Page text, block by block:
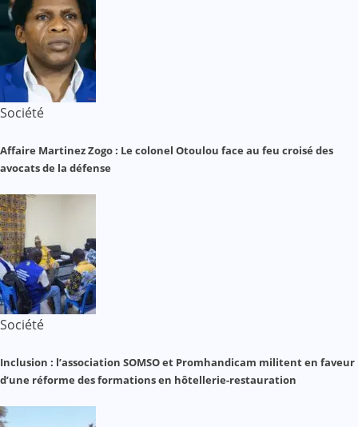
Société
Affaire Martinez Zogo : Le colonel Otoulou face au feu croisé des
avocats de la défense
Société
Inclusion : l’association SOMSO et Promhandicam militent en faveur
d’une réforme des formations en hôtellerie-restauration